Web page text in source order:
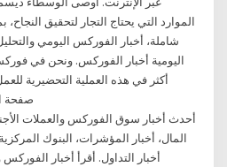
الموارد التي يحتاج التجار لتحقيق
شاملة، أخبار الفوركس اليومي
اليومية أخبار الفوركس. ونحن في
أكثر في هذه العملية التحضيرية
صفحة
أحدث أخبار سوق الفوركس والعملات
المال، أخبار المؤشرات، البنوك
أخبار التداول. أقرأ أخبار